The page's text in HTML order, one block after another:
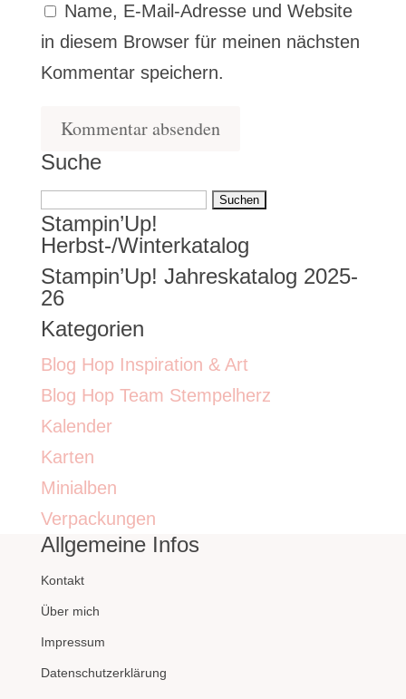
Name, E-Mail-Adresse und Website
in diesem Browser für meinen nächsten
Kommentar speichern.
Suche
Suchen
nach:
Stampin’Up!
Herbst-/Winterkatalog
Stampin’Up! Jahreskatalog 2025-
26
Kategorien
Blog Hop Inspiration & Art
Blog Hop Team Stempelherz
Kalender
Karten
Minialben
Verpackungen
Allgemeine Infos
Kontakt
Über mich
Impressum
Datenschutzerklärung